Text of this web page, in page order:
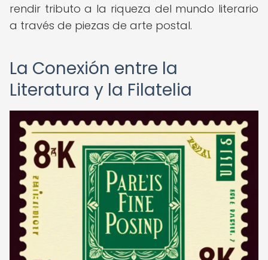
rendir tributo a la riqueza del mundo literario
a través de piezas de arte postal.
La Conexión entre la
Literatura y la Filatelia